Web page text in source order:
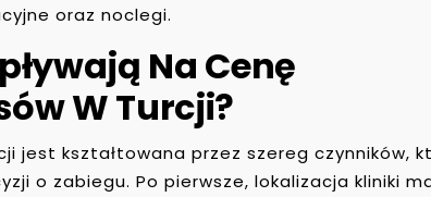
oraz noclegi.
Na Cenę
W Turcji?
jest kształtowana przez szereg czynników,
o zabiegu. Po pierwsze, lokalizacja kliniki